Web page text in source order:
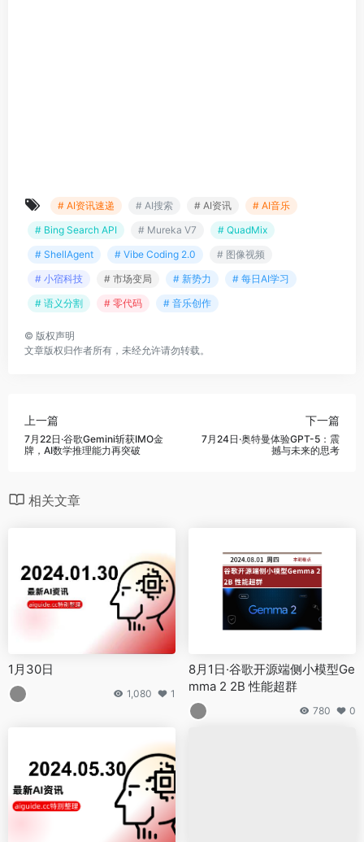
# AI资讯速递 # AI搜索 # AI资讯
# AI音乐
# Bing Search API
# Mureka V7
# QuadMix
# ShellAgent
# Vibe Coding 2.0
# 图像视频
# 小宿科技
# 市场变局 # 新势力
# 每日AI学习
# 语义分割
# 零代码 # 音乐创作
© 版权声明
文章版权归作者所有，未经允许请勿转载。
上一篇
7月22日·谷歌Gemini斩获IMO金
牌，AI数学推理能力再突破
下一篇
7月24日·奥特曼体验GPT-5：震
撼与未来的思考
相关文章
1月30日
1,080 1
8月1日·谷歌开源端侧小模型Ge
mma 2 2B 性能超群
780 0